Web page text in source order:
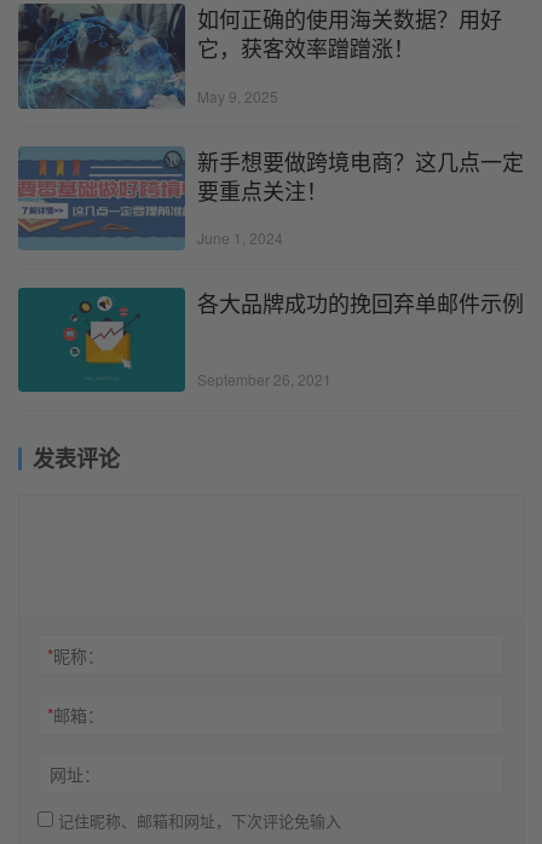
如何正确的使用海关数据？用好
它，获客效率蹭蹭涨！
May 9, 2025
新手想要做跨境电商？这几点一定
要重点关注！
June 1, 2024
各大品牌成功的挽回弃单邮件示例
September 26, 2021
发表评论
*昵称：
*邮箱：
网址：
记住昵称、邮箱和网址，下次评论免输入